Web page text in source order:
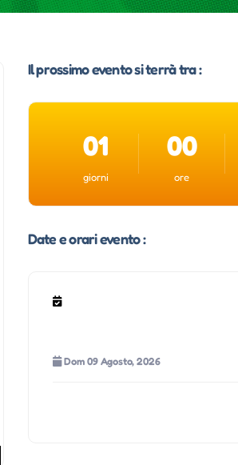
Il prossimo evento si terrà tra :
01
giorni
00
ore
Date e orari evento :
Dom 09 Agosto, 2026